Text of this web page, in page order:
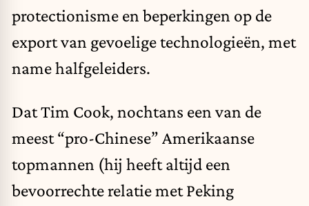
protectionisme en beperkingen op de
export van gevoelige technologieën, met
name halfgeleiders.
Dat Tim Cook, nochtans een van de
meest “pro-Chinese” Amerikaanse
topmannen (hij heeft altijd een
bevoorrechte relatie met Peking